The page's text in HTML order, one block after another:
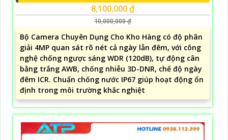
8,100,000 ₫
10,000,000 ₫
Bộ Camera Chuyên Dụng Cho Kho Hàng có độ phân
giải 4MP quan sát rõ nét cả ngày lẫn đêm, với công
nghệ chống ngược sáng WDR (120dB), tự động cân
bằng trắng AWB, chống nhiễu 3D-DNR, chế độ ngày
đêm ICR. Chuẩn chống nước IP67 giúp hoạt động ổn
định trong môi trường khắc nghiệt